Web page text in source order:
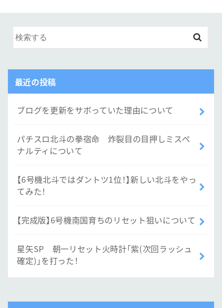
最近の投稿
ブログを更新をサボっていた理由について
パチスロ北斗の拳宿命 炸裂目の目押しミスペ
ナルティについて
【6号機北斗ではダントツ1位！】新しい北斗をやっ
てみた！
【完成版】6号機南国育ちのリセット狙いについて
星矢SP 朝一リセット火時計「紫(次回ラッシュ
確定)」を打った！